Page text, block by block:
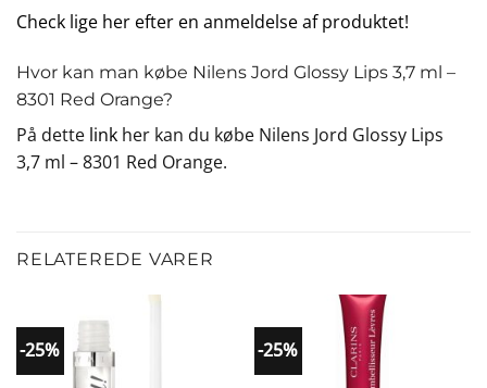
Check lige her efter en anmeldelse af produktet!
Hvor kan man købe Nilens Jord Glossy Lips 3,7 ml –
8301 Red Orange?
På dette link her kan du købe Nilens Jord Glossy Lips
3,7 ml – 8301 Red Orange.
RELATEREDE VARER
-25% -25%